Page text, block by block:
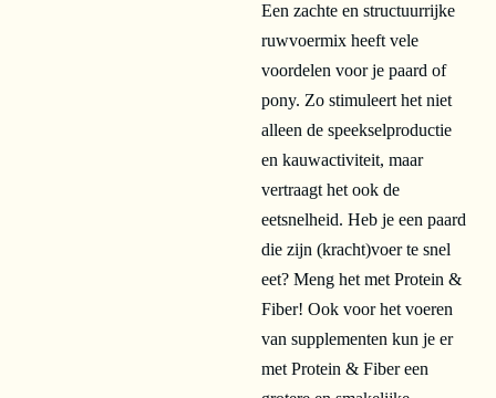
Een zachte en structuurrijke
ruwvoermix heeft vele
voordelen voor je paard of
pony. Zo stimuleert het niet
alleen de speekselproductie
en kauwactiviteit, maar
vertraagt het ook de
eetsnelheid. Heb je een paard
die zijn (kracht)voer te snel
eet? Meng het met Protein &
Fiber! Ook voor het voeren
van supplementen kun je er
met Protein & Fiber een